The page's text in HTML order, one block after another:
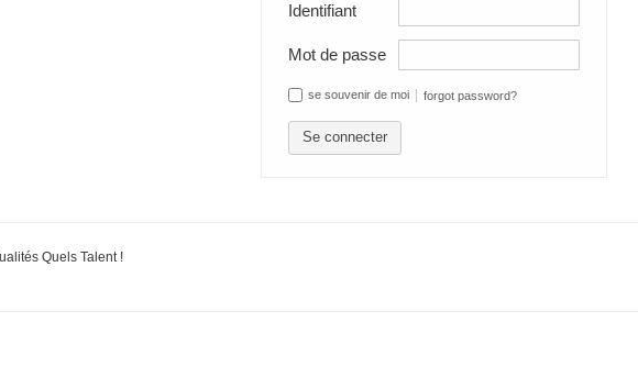
Identifiant
Mot de passe
se souvenir de moi forgot password?
Se connecter
Quels Talent !